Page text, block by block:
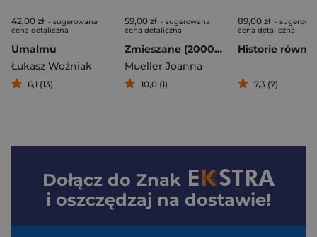
42,00 zł - sugerowana
cena detaliczna
Umalmu
Łukasz Woźniak
6,1 (13)
59,00 zł - sugerowana
cena detaliczna
Zmieszane (2000–2025)
Mueller Joanna
10,0 (1)
89,00 zł -
cena detaliczna
7,3 (7)
Dołącz do Znak
i oszczędzaj na dostawie!